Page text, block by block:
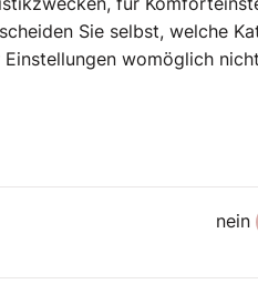
Sie selbst, welche
womöglich
nein